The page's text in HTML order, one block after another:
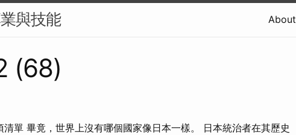
與技能 About
(68)
單 畢竟，世界上沒有哪個國家像日本一樣。 日本統治者在其歷史